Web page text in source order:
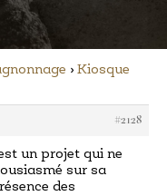
› Kiosque
#2128
un projet qui ne
sur sa
des